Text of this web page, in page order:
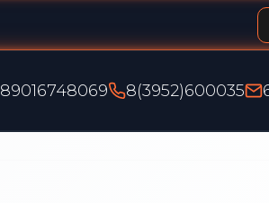
89016748069 8(3952)600035